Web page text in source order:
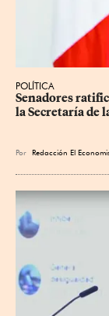
POLÍTICA
Senadores
la Secretaría de
Por Redacción El